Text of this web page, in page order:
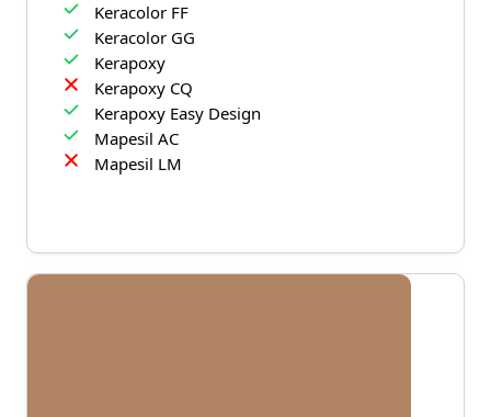
Keracolor FF
Keracolor GG
Kerapoxy
Kerapoxy CQ
Kerapoxy Easy Design
Mapesil AC
Mapesil LM